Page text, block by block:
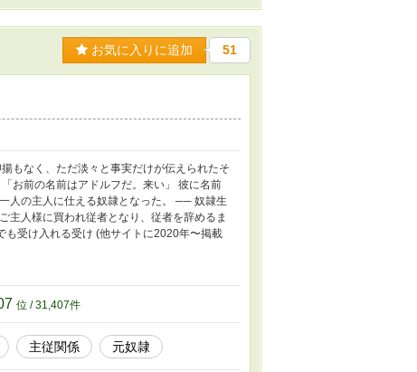
お気に入りに追加 51
もなく、ただ淡々と事実だけが伝えられたそ
お前の名前はアドルフだ。来い」 彼に名前
人の主人に仕える奴隷となった。 ── 奴隷生
主人様に買われ従者となり、従者を辞めるま
受け入れる受け (他サイトに2020年〜掲載
位 / 31,407件
主従関係 元奴隷